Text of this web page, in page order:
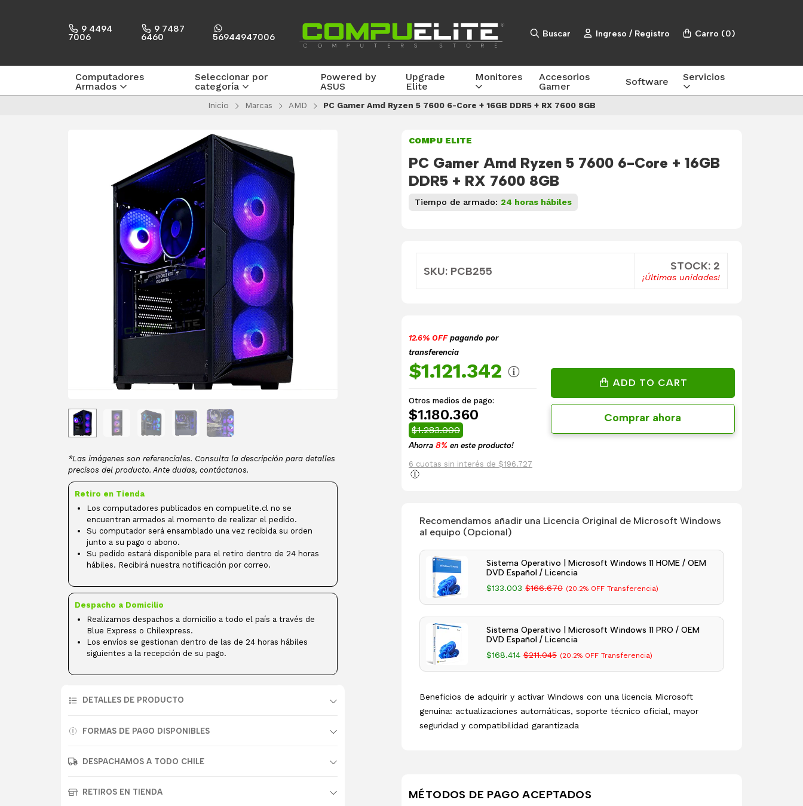
9 4494
7006
9 7487
6460 56944947006 Buscar Ingreso / Registro Carro (0)
Computadores
Armados
Seleccionar por
categoría
Powered by
ASUS
Upgrade
Elite
Monitores
Accesorios
Gamer
Software Servicios
Inicio Marcas AMD PC Gamer Amd Ryzen 5 7600 6-Core + 16GB DDR5 + RX 7600 8GB
*Las imágenes son referenciales. Consulta la descripción para detalles
precisos del producto. Ante dudas, contáctanos.
Retiro en Tienda
Los computadores publicados en compuelite.cl no se
encuentran armados al momento de realizar el pedido.
Su computador será ensamblado una vez recibida su orden
junto a su pago o abono.
Su pedido estará disponible para el retiro dentro de 24 horas
hábiles. Recibirá nuestra notificación por correo.
Despacho a Domicilio
Realizamos despachos a domicilio a todo el país a través de
Blue Express o Chilexpress.
Los envíos se gestionan dentro de las de 24 horas hábiles
siguientes a la recepción de su pago.
DETALLES DE PRODUCTO
FORMAS DE PAGO DISPONIBLES
DESPACHAMOS A TODO CHILE
RETIROS EN TIENDA
COMPU ELITE
PC Gamer Amd Ryzen 5 7600 6-Core + 16GB
DDR5 + RX 7600 8GB
Tiempo de armado: 24 horas hábiles
SKU: PCB255 STOCK: 2
¡Últimas unidades!
12.6% OFFpagando por
transferencia
$1.121.342
Otros medios de pago:
$1.180.360
$1.283.000
Ahorra 8% en este producto!
6 cuotas sin interés de $196.727
ADD TO CART
Comprar ahora
Recomendamos añadir una Licencia Original de Microsoft Windows
al equipo (Opcional)
Sistema Operativo | Microsoft Windows 11 HOME / OEM
DVD Español / Licencia
$133.003 $166.670 (20.2% OFF Transferencia)
Sistema Operativo | Microsoft Windows 11 PRO / OEM
DVD Español / Licencia
$168.414 $211.045 (20.2% OFF Transferencia)
Beneficios de adquirir y activar Windows con una licencia Microsoft
genuina: actualizaciones automáticas, soporte técnico oficial, mayor
seguridad y compatibilidad garantizada
MÉTODOS DE PAGO ACEPTADOS